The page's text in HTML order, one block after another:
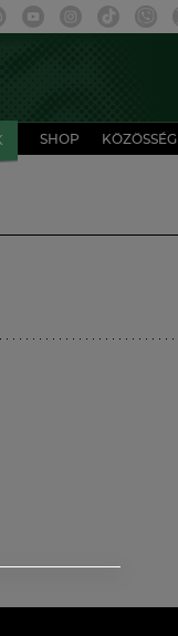
SHOP KÖZÖSSÉG